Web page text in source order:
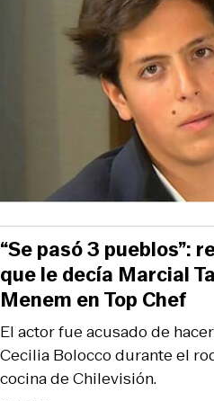
El actor fue acusado de
Cecilia Bolocco durante el
cocina de Chilevisión.
“Se pasó 3 pueblos”:
que le decía Marcial
Menem en Top Chef